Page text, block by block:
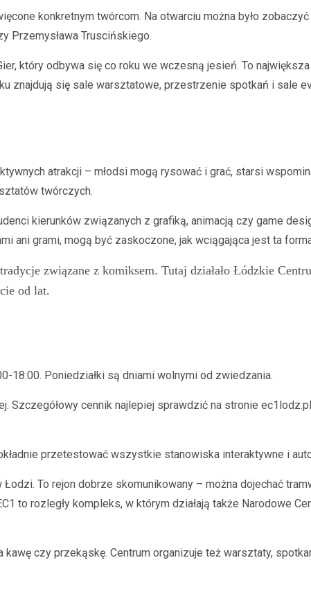
konkretnym twórcom. Na otwarciu można było
Przemysława Truscińskiego.
który odbywa się co roku we wczesną jesień. To
znajdują się sale warsztatowe, przestrzenie spotkań i sale
atrakcji – młodsi mogą rysować i grać, starsi
twórczych.
kierunków związanych z grafiką, animacją czy game
ani grami, mogą być zaskoczone, jak wciągająca jest ta
związane z komiksem. Tutaj działało Łódzkie
od lat.
18:00. Poniedziałki są dniami wolnymi od zwiedzania.
cennik najlepiej sprawdzić na stronie
przetestować wszystkie stanowiska interaktywne i
To rejon dobrze skomunikowany – można dojechać
to rozległy kompleks, w którym działają także Narodowe
kawę czy przekąskę. Centrum organizuje też warsztaty,